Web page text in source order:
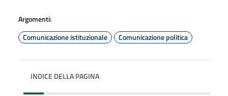
Argomenti:
Comunicazione istituzionale
Comunicazione politica
INDICE DELLA PAGINA